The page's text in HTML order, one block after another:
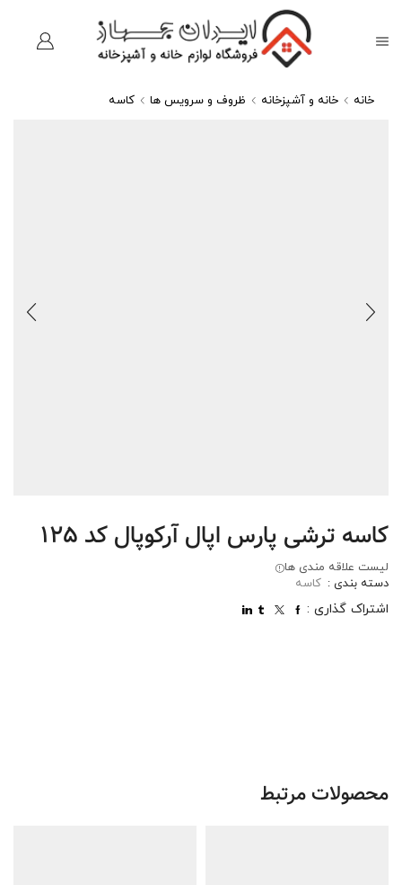
خانه خانه و آشپزخانه ظروف و سرویس ها کاسه
کاسه ترشی پارس اپال آرکوپال کد 125
لیست علاقه مندی ها
دسته بندی : کاسه
اشتراک گذاری :
محصولات مرتبط